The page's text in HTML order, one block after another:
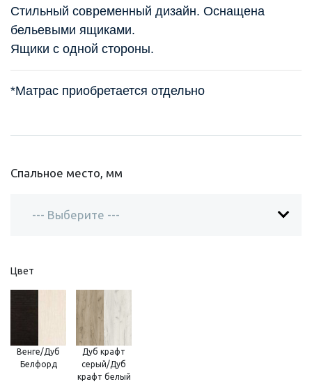
Стильный современный дизайн. Оснащена
бельевыми ящиками.
Ящики с одной стороны.
*Матрас приобретается отдельно
Спальное место, мм
Цвет
Венге/Дуб
Белфорд
Дуб крафт
серый/Дуб
крафт белый